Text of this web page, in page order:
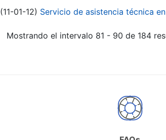
(11-01-12) Servicio de asistencia técnica
Mostrando el intervalo 81 - 90 de 184